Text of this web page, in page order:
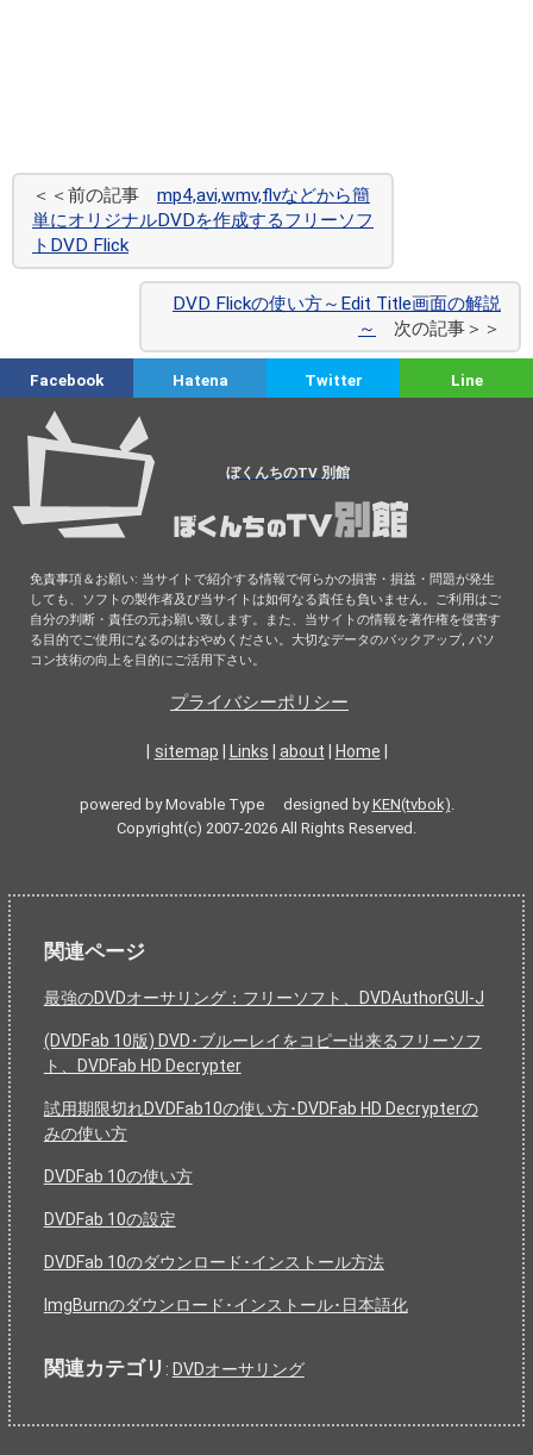
＜＜前の記事 mp4,avi,wmv,flvなどから簡
単にオリジナルDVDを作成するフリーソフ
トDVD Flick
DVD Flickの使い方～Edit Title画面の解説
～
次の記事＞＞
Facebook Hatena Twitter Line
ぼくんちのTV 別館
免責事項＆お願い: 当サイトで紹介する情報で何らかの損害・損益・問題が発生
しても、ソフトの製作者及び当サイトは如何なる責任も負いません。ご利用はご
自分の判断・責任の元お願い致します。また、当サイトの情報を著作権を侵害す
る目的でご使用になるのはおやめください。大切なデータのバックアップ, パソ
コン技術の向上を目的にご活用下さい。
プライバシーポリシー
sitemap Links about Home
powered by Movable Type designed byKEN(tvbok).
Copyright(c) 2007-2026 All Rights Reserved.
関連ページ
最強のDVDオーサリング：フリーソフト、DVDAuthorGUI-J
(DVDFab 10版) DVD･ブルーレイをコピー出来るフリーソフ
ト、DVDFab HD Decrypter
試用期限切れDVDFab10の使い方･DVDFab HD Decrypterの
みの使い方
DVDFab 10の使い方
DVDFab 10の設定
DVDFab 10のダウンロード･インストール方法
ImgBurnのダウンロード･インストール･日本語化
関連カテゴリ : DVDオーサリング